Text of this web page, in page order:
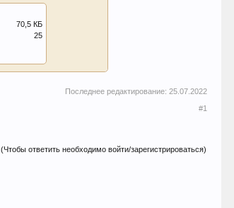
70,5 КБ
25
Последнее редактирование: 25.07.2022
#1
(Чтобы ответить необходимо войти/зарегистрироваться)